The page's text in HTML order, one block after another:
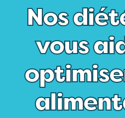
Nos
vous